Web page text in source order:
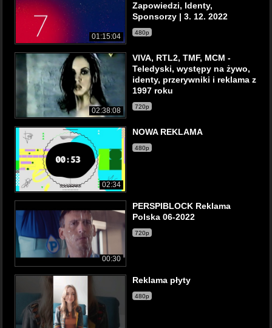
01:15:04
Zapowiedzi, Identy,
Sponsorzy | 3. 12. 2022
480p
02:38:08
VIVA, RTL2, TMF, MCM -
Teledyski, występy na żywo,
identy, przerywniki i reklama z
1997 roku
720p
02:34
NOWA REKLAMA
480p
00:30
PERSPIBLOCK Reklama
Polska 06-2022
720p
Reklama płyty
480p